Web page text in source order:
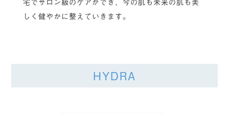
しく健やかに整えていきます。
HYDRA